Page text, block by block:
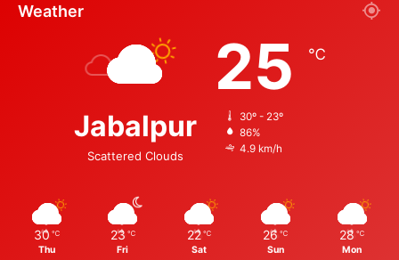
Weather
Jabalpur
Scattered Clouds
25 ℃
30º - 23º
86%
4.9 km/h
30 ℃
Thu
23 ℃
Fri
22 ℃
Sat
26 ℃
Sun
28 ℃
Mon